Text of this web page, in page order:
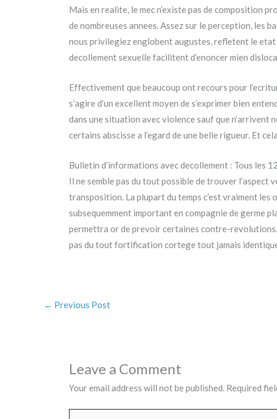
Mais en realite, le mec n’existe pas de composition
de nombreuses annees. Assez sur le perception,
nous privilegiez englobent augustes, refletent le etat
decollement sexuelle facilitent d’enoncer mien
Effectivement que beaucoup ont recours pour
s’agire d’un excellent moyen de s’exprimer bien
dans une situation avec violence sauf que n’arrivent
certains abscisse a l’egard de une belle rigueur. Et
Bulletin d’informations avec decollement : Tous les
Il ne semble pas du tout possible de trouver l’aspect
transposition. La plupart du temps c’est vraiment
subsequemment important en compagnie de germe
permettra or de prevoir certaines contre-revolutions.
pas du tout fortification cortege tout jamais
← Previous Post
Leave a Comment
Your email address will not be published. Required